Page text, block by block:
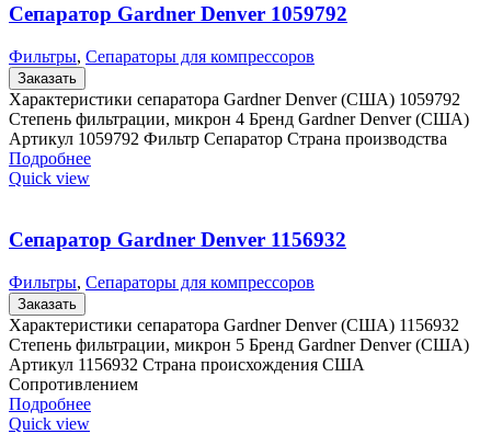
Сепаратор Gardner Denver 1059792
Фильтры, Сепараторы для компрессоров
Заказать
Характеристики сепаратора Gardner Denver (США) 1059792
Степень фильтрации, микрон 4 Бренд Gardner Denver (США)
Артикул 1059792 Фильтр Сепаратор Страна производства
Подробнее
Quick view
Сепаратор Gardner Denver 1156932
Фильтры, Сепараторы для компрессоров
Заказать
Характеристики сепаратора Gardner Denver (США) 1156932
Степень фильтрации, микрон 5 Бренд Gardner Denver (США)
Артикул 1156932 Страна происхождения США
Сопротивлением
Подробнее
Quick view